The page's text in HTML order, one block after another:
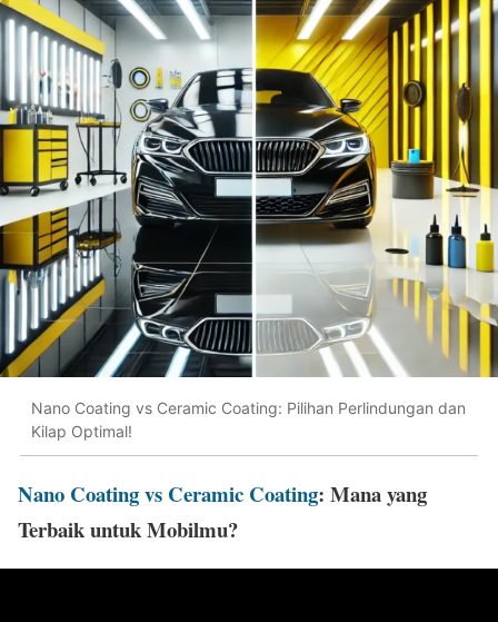
Nano Coating vs Ceramic Coating: Pilihan Perlindungan dan
Kilap Optimal!
Nano Coating vs Ceramic Coating: Mana yang
Terbaik untuk Mobilmu?